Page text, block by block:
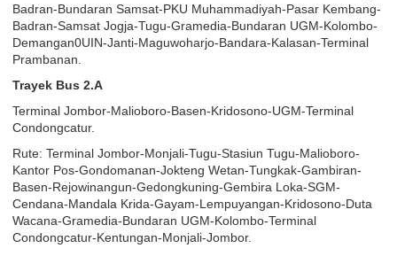
Badran-Bundaran Samsat-PKU Muhammadiyah-Pasar Kembang-
Badran-Samsat Jogja-Tugu-Gramedia-Bundaran UGM-Kolombo-
Demangan0UIN-Janti-Maguwoharjo-Bandara-Kalasan-Terminal
Prambanan.
Trayek Bus 2.A
Terminal Jombor-Malioboro-Basen-Kridosono-UGM-Terminal
Condongcatur.
Rute: Terminal Jombor-Monjali-Tugu-Stasiun Tugu-Malioboro-
Kantor Pos-Gondomanan-Jokteng Wetan-Tungkak-Gambiran-
Basen-Rejowinangun-Gedongkuning-Gembira Loka-SGM-
Cendana-Mandala Krida-Gayam-Lempuyangan-Kridosono-Duta
Wacana-Gramedia-Bundaran UGM-Kolombo-Terminal
Condongcatur-Kentungan-Monjali-Jombor.